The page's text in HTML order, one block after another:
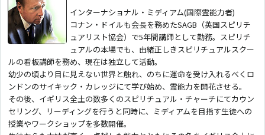
インターナショナル・ミディアム(国際霊能力者)
コナン・ドイルも会長を務めたSAGB（英国スピリチ
ュアリスト協会）で5年間講師として勤務。スピリチ
ュアルの本場でも、由緒正しきスピリチュアルスクー
ルの看板講師を務め、現在は独立して活動。
幼少の頃より目に見えない世界と触れ、のちに運命を受け入れるべくロ
ンドンのサイキック・カレッジにて学び始め、霊能力を開花させる。
その後、イギリス全土の数多くのスピリチュアル・チャーチにてカウン
セリング、リーディングを行うと同時に、ミディアムを目指す生徒への
授業やワークショップを多数開催。